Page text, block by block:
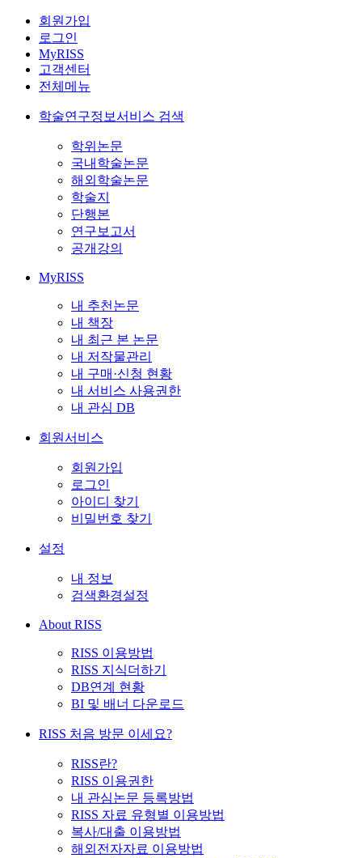
회원가입
로그인
MyRISS
고객센터
전체메뉴
학술연구정보서비스 검색
학위논문
국내학술논문
해외학술논문
학술지
단행본
연구보고서
공개강의
MyRISS
내 추천논문
내 책장
내 최근 본 논문
내 저작물관리
내 구매·신청 현황
내 서비스 사용권한
내 관심 DB
회원서비스
회원가입
로그인
아이디 찾기
비밀번호 찾기
설정
내 정보
검색환경설정
About RISS
RISS 이용방법
RISS 지식더하기
DB연계 현황
BI 및 배너 다운로드
RISS 처음 방문 이세요?
RISS란?
RISS 이용권한
내 관심논문 등록방법
RISS 자료 유형별 이용방법
복사/대출 이용방법
해외전자자료 이용방법